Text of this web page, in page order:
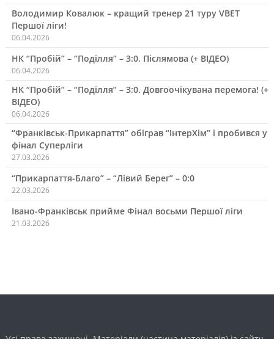
Володимир Ковалюк – кращий тренер 21 туру VBET
Першої ліги!
06.04.2026
НК “Пробій” – “Поділля” – 3:0. Післямова (+ ВІДЕО)
06.04.2026
НК “Пробій” – “Поділля” – 3:0. Довгоочікувана перемога! (+
ВІДЕО)
06.04.2026
“Франківськ-Прикарпаття” обіграв “ІнтерХім” і пробився у
фінал Суперліги
27.03.2026
“Прикарпаття-Благо” – “Лівий Берег” – 0:0
22.03.2026
Івано-Франківськ прийме Фінал восьми Першої ліги
21.03.2026